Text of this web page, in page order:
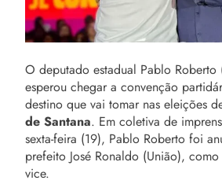
O deputado estadual Pablo Roberto
esperou chegar a convenção
destino que vai tomar nas eleições
de Santana. Em coletiva de
sexta-feira (19), Pablo Roberto foi
prefeito José Ronaldo (União),
vice.